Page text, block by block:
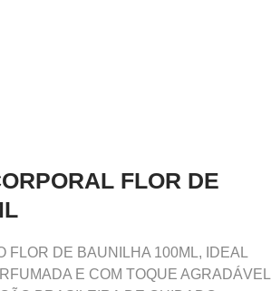
FLOR DE
FLOR DE BAUNILHA 100ML, IDEAL
E COM TOQUE AGRADÁVEL